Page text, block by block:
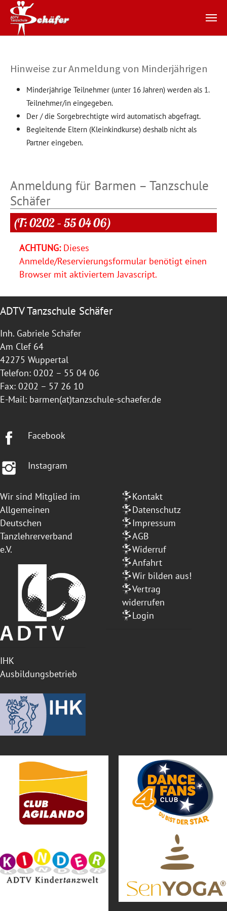
Hinweise zur Anmeldung von Minderjährigen
Minderjährige Teilnehmer (unter 16 Jahren) werden als 1.
Teilnehmer/in eingegeben.
Der / die Sorgebrechtigte wird automatisch abgefragt.
Begleitende Eltern (Kleinkindkurse) deshalb nicht als
Partner eingeben.
Anmeldung für Barmen – Tanzschule
Schäfer
(T: 0202 – 55 04 06)
ACHTUNG:Dieses
Anmelde/Reservierungsformular benötigt einen
Browser mit aktiviertem Javascript.
ADTV Tanzschule Schäfer
Inh. Gabriele Schäfer
Am Clef 64
42275 Wuppertal
Telefon: 0202 – 55 04 06
Fax: 0202 – 57 26 10
E-Mail: barmen(at)tanzschule-schaefer.de
Facebook
Instagram
Wir sind Mitglied im
Allgemeinen
Deutschen
Tanzlehrerverband
e.V.
IHK
Ausbildungsbetrieb
Kontakt
Datenschutz
Impressum
AGB
Widerruf
Anfahrt
Wir bilden aus!
Vertrag
widerrufen
Login